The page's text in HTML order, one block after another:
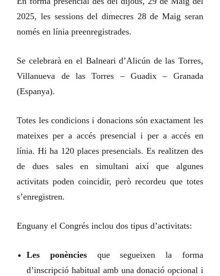
2025, les sessions del dimecres 28 de Maig seran
només en línia preenregistrades.
Se celebrarà en el Balneari d’Alicún de las Torres,
Villanueva de las Torres – Guadix – Granada
(Espanya).
Totes les condicions i donacions són exactament les
mateixes per a accés presencial i per a accés en
línia. Hi ha 120 places presencials. Es realitzen des
de dues sales en simultani així que algunes
activitats poden coincidir, però recordeu que totes
s’enregistren.
Enguany el Congrés inclou dos tipus d’activitats:
Les ponències que segueixen la forma
d’inscripció habitual amb una donació opcional i